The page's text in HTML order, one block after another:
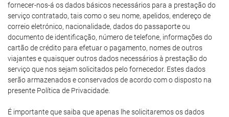
fornecer-nos-á os dados básicos necessários para a prestação do
serviço contratado, tais como o seu nome, apelidos, endereço de
correio eletrónico, nacionalidade, dados do passaporte ou
documento de identificação, número de telefone, informações do
cartão de crédito para efetuar o pagamento, nomes de outros
viajantes e quaisquer outros dados necessários à prestação do
serviço que nos sejam solicitados pelo fornecedor. Estes dados
serão armazenados e conservados de acordo com o disposto na
presente Política de Privacidade.
É importante que saiba que apenas lhe solicitaremos os dados